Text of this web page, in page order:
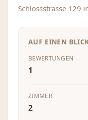
Schlossstrasse 129
AUF EINEN
BEWERTUNGEN
1
ZIMMER
2